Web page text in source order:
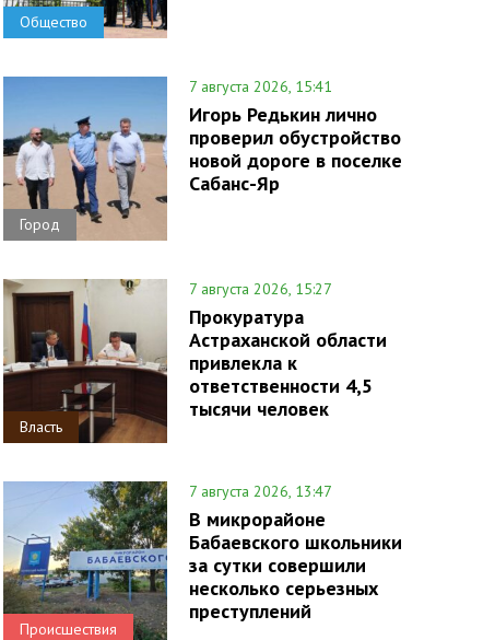
Общество
Город
7 августа 2026, 15:41
Игорь Редькин лично
проверил обустройство
новой дороге в поселке
Сабанс-Яр
Власть
7 августа 2026, 15:27
Прокуратура
Астраханской области
привлекла к
ответственности 4,5
тысячи человек
Происшествия
7 августа 2026, 13:47
В микрорайоне
Бабаевского школьники
за сутки совершили
несколько серьезных
преступлений